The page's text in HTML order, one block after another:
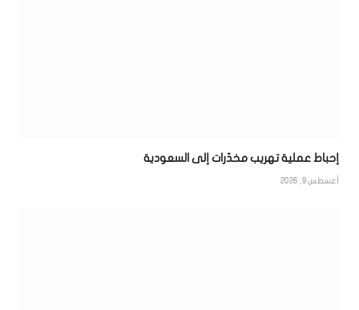
إحباط عملية تهريب مخدّرات إلى السعودية
أغسطس 9, 2026